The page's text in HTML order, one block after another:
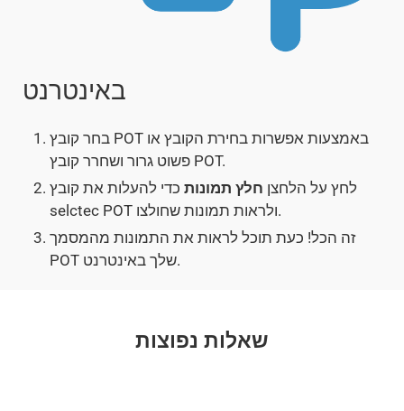
באינטרנט
בחר קובץ POT באמצעות אפשרות בחירת הקובץ או
פשוט גרור ושחרר קובץ POT.
לחץ על הלחצן חלץ תמונות כדי להעלות את קובץ
selctec POT ולראות תמונות שחולצו.
זה הכל! כעת תוכל לראות את התמונות מהמסמך
POT שלך באינטרנט.
שאלות נפוצות